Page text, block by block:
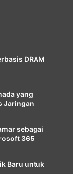
DRAM
yang
Jaringan
sebagai
365
Baru untuk